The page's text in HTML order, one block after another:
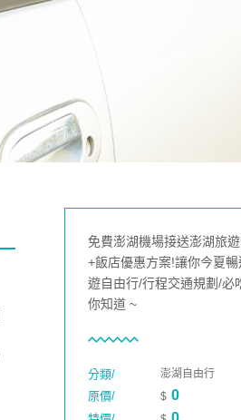
免費澎湖機場接送澎湖旅
+飯店優惠方案!讓你今夏
遊自由行/行程交通規劃/必
你知道 ~
分類/ 澎湖自由行
原價/ $ 0